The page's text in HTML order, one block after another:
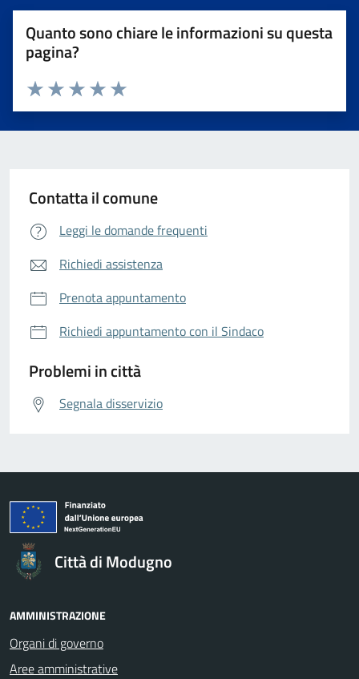
Quanto sono chiare le informazioni su questa
pagina?
Valuta da 1 a 5 stelle la pagina
Valuta 5 stelle su 5
Valuta 4 stelle su 5
Valuta 3 stelle su 5
Valuta 2 stelle su 5
Valuta 1 stelle su 5
Contatta il comune
Leggi le domande frequenti
Richiedi assistenza
Prenota appuntamento
Richiedi appuntamento con il Sindaco
Problemi in città
Segnala disservizio
Città di Modugno
AMMINISTRAZIONE
Organi di governo
Aree amministrative